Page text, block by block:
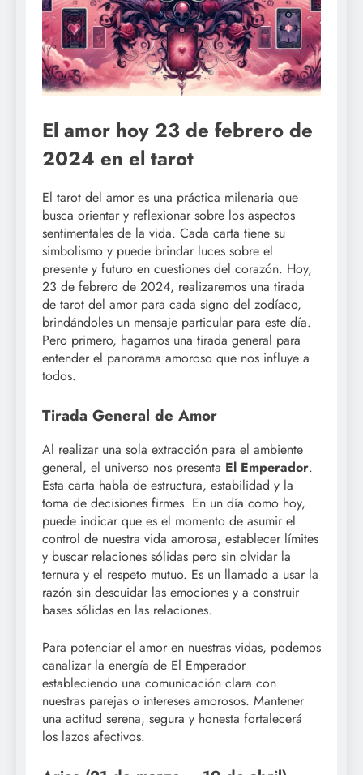
El amor hoy 23 de febrero de
2024 en el tarot
El tarot del amor es una práctica milenaria que
busca orientar y reflexionar sobre los aspectos
sentimentales de la vida. Cada carta tiene su
simbolismo y puede brindar luces sobre el
presente y futuro en cuestiones del corazón. Hoy,
23 de febrero de 2024, realizaremos una tirada
de tarot del amor para cada signo del zodíaco,
brindándoles un mensaje particular para este día.
Pero primero, hagamos una tirada general para
entender el panorama amoroso que nos influye a
todos.
Tirada General de Amor
Al realizar una sola extracción para el ambiente
general, el universo nos presenta El Emperador.
Esta carta habla de estructura, estabilidad y la
toma de decisiones firmes. En un día como hoy,
puede indicar que es el momento de asumir el
control de nuestra vida amorosa, establecer límites
y buscar relaciones sólidas pero sin olvidar la
ternura y el respeto mutuo. Es un llamado a usar la
razón sin descuidar las emociones y a construir
bases sólidas en las relaciones.
Para potenciar el amor en nuestras vidas, podemos
canalizar la energía de El Emperador
estableciendo una comunicación clara con
nuestras parejas o intereses amorosos. Mantener
una actitud serena, segura y honesta fortalecerá
los lazos afectivos.